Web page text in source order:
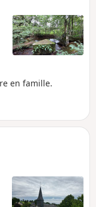
en famille.